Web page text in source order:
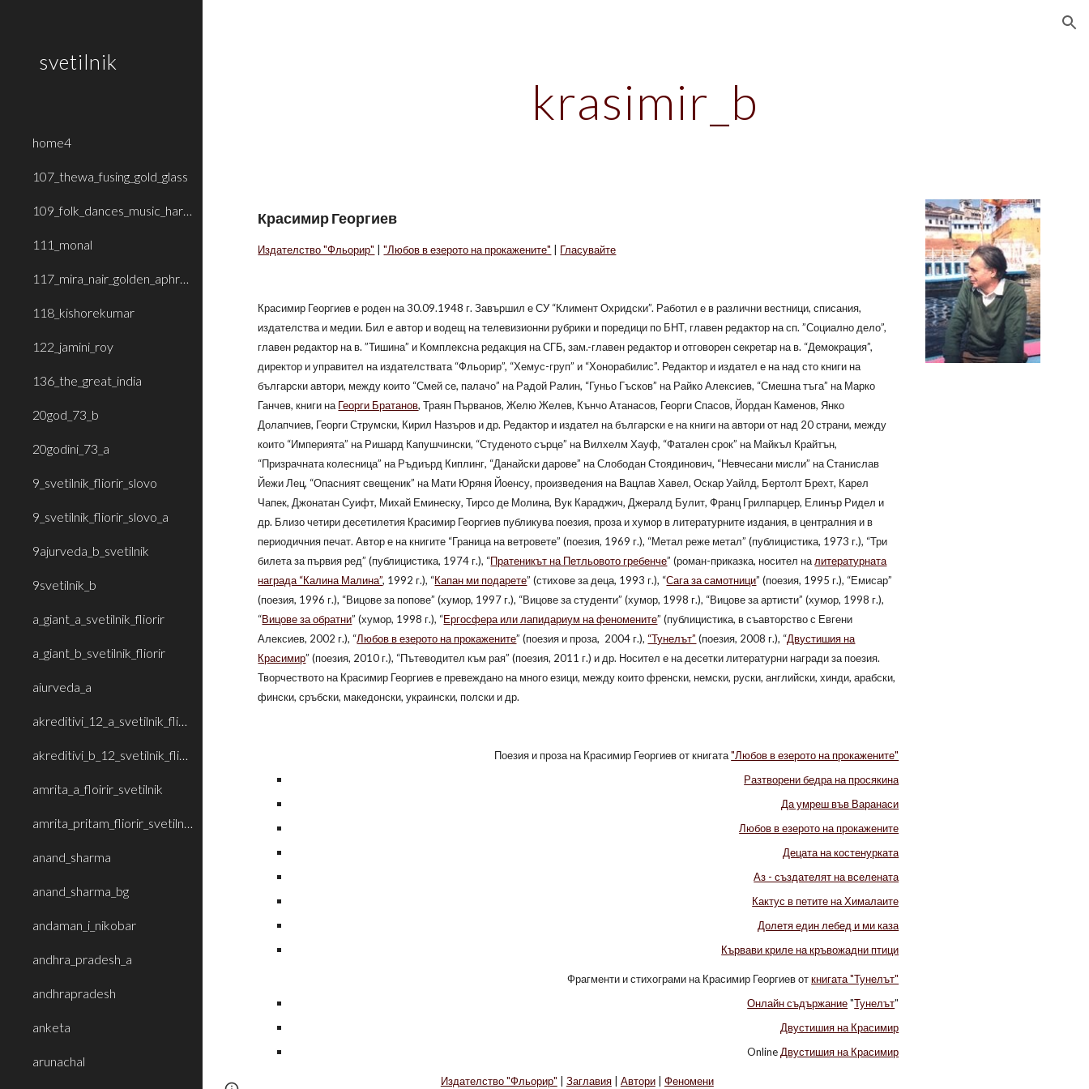
svetilnik
home4
107_thewa_fusing_gold_glass
109_folk_dances_music_haryana_rajasthan
111_monal
117_mira_nair_golden_aphrodite
118_kishorekumar
122_jamini_roy
136_the_great_india
20god_73_b
20godini_73_a
9_svetilnik_fliorir_slovo
9_svetilnik_fliorir_slovo_a
9ajurveda_b_svetilnik
9svetilnik_b
a_giant_a_svetilnik_fliorir
a_giant_b_svetilnik_fliorir
aiurveda_a
akreditivi_12_a_svetilnik_fliorir
akreditivi_b_12_svetilnik_fliorir
amrita_a_floirir_svetilnik
amrita_pritam_fliorir_svetilnik_b
anand_sharma
anand_sharma_bg
andaman_i_nikobar
andhra_pradesh_a
andhrapradesh
anketa
arunachal
krasimir_b
Красимир Георгиев
Издателство "Фльорир" |"Любов в езерото на прокажените" Гласувайте
Красимир Георгиев е роден на 30.09.1948 г. Завършил е СУ “Климент Охридски”. Работил е в различни вестници, списания,
издателства и медии. Бил е автор и водещ на телевизионни рубрики и поредици по БНТ, главен редактор на сп. ”Социално дело”,
главен редактор на в. ”Тишина” и Комплексна редакция на СГБ, зам.-главен редактор и отговорен секретар на в. “Демокрация”,
директор и управител на издателствата “Фльорир”, “Хемус-груп” и “Хонорабилис”. Редактор и издател е на над сто книги на
български автори, между които “Смей се, палачо” на Радой Ралин, “Гуньо Гъсков” на Райко Алексиев, “Смешна тъга” на Марко
Ганчев, книги на Георги Братанов, Траян Първанов, Желю Желев, Кънчо Атанасов, Георги Спасов, Йордан Каменов, Янко
Долапчиев, Георги Струмски, Кирил Назъров и др. Редактор и издател на български е на книги на автори от над 20 страни, между
които “Империята” на Ришард Капушчински, “Студеното сърце” на Вилхелм Хауф, “Фатален срок” на Майкъл Крайтън,
“Призрачната колесница” на Ръдиърд Киплинг, “Данайски дарове” на Слободан Стоядинович, “Невчесани мисли” на Станислав
Йежи Лец, “Опасният свещеник” на Мати Юряня Йоенсу, произведения на Вацлав Хавел, Оскар Уайлд, Бертолт Брехт, Карел
Чапек, Джонатан Суифт, Михай Еминеску, Тирсо де Молина, Вук Караджич, Джералд Булит, Франц Грилпарцер, Елинър Ридел и
др. Близо четири десетилетия Красимир Георгиев публикува поезия, проза и хумор в литературните издания, в централния и в
периодичния печат. Автор е на книгите “Граница на ветровете” (поезия, 1969 г.), “Метал реже метал” (публицистика, 1973 г.), “Три
билета за първия ред” (публицистика, 1974 г.), “Пратеникът на Петльовото гребенче” (роман-приказка, носител на литературната
награда “Калина Малина”, 1992 г.), “Капан ми подарете” (стихове за деца, 1993 г.), “Сага за самотници” (поезия, 1995 г.), “Емисар”
(поезия, 1996 г.), “Вицове за попове” (хумор, 1997 г.), “Вицове за студенти” (хумор, 1998 г.), “Вицове за артисти” (хумор, 1998 г.),
“Вицове за обратни” (хумор, 1998 г.), “Ергосфера или лапидариум на феномените” (публицистика, в съавторство с Евгени
Алексиев, 2002 г.), “Любов в езерото на прокажените” (поезия и проза, 2004 г.), “Тунелът” (поезия, 2008 г.), “Двустишия на
Красимир” (поезия, 2010 г.), “Пътеводител към рая” (поезия, 2011 г.) и др. Носител е на десетки литературни награди за поезия.
Творчеството на Красимир Георгиев е превеждано на много езици, между които френски, немски, руски, английски, хинди, арабски,
фински, сръбски, македонски, украински, полски и др.
Поезия и проза на Красимир Георгиев от книгата"Любов в езерото на прокажените"
Разтворени бедра на просякина
Да умреш във Варанаси
Любов в езерото на прокажените
Децата на костенурката
Аз - създателят на вселената
Кактус в петите на Хималаите
Долетя един лебед и ми каза
Кървави криле на кръвожадни птици
Фрагменти и стихограми на Красимир Георгиев откнигата "Тунелът"
Онлайн съдържание"Тунелът"
Двустишия на Красимир
Online Двустишия на Красимир
Издателство "Фльорир" Заглавия| Автори| Феномени